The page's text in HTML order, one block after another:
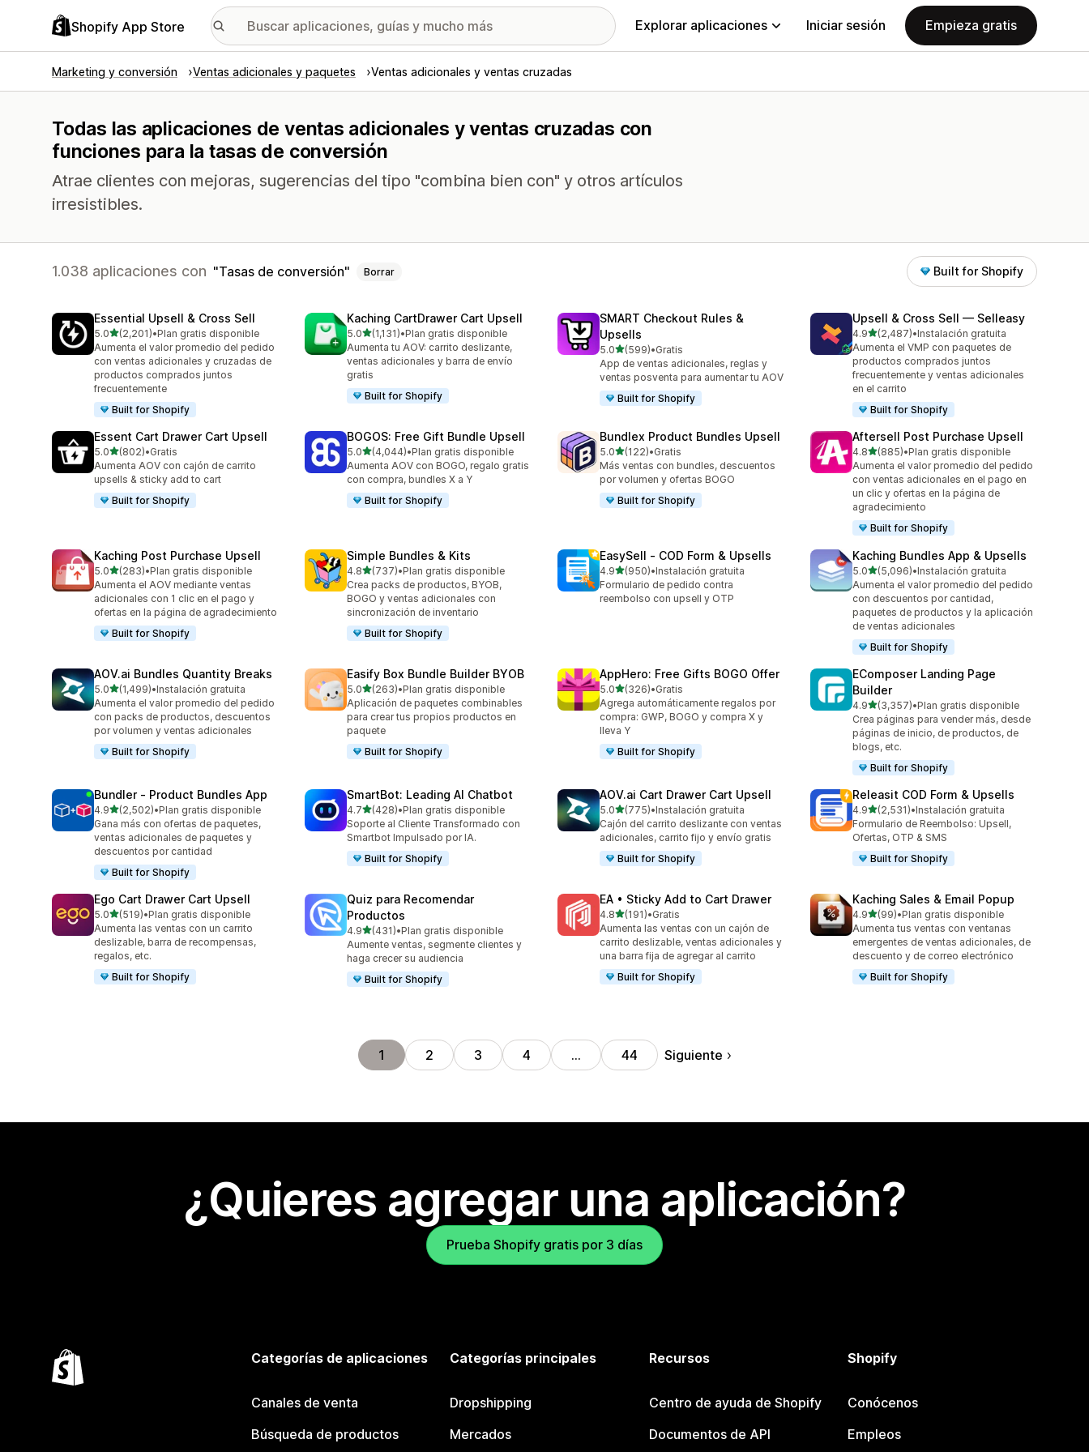
Shopify App Store Explorar aplicaciones Iniciar sesión Empieza gratis
Marketing y conversión Ventas adicionales y paquetes Ventas adicionales y ventas cruzadas
Todas las aplicaciones de ventas adicionales y ventas cruzadas con
funciones para la tasas de conversión
Atrae clientes con mejoras, sugerencias del tipo "combina bien con" y otros artículos
irresistibles.
1.038 aplicaciones con Tasas de conversión Borrar Built for Shopify
Essential Upsell & Cross Sell
5.0de 5 estrellas
(2,201)
2201 reseñas en total
•Plan gratis disponible
Aumenta el valor promedio del pedido
con ventas adicionales y cruzadas de
productos comprados juntos
frecuentemente
Built for Shopify
Kaching CartDrawer Cart Upsell
5.0de 5 estrellas
(1,131)
1131 reseñas en total
•Plan gratis disponible
Aumenta tu AOV: carrito deslizante,
ventas adicionales y barra de envío
gratis
Built for Shopify
SMART Checkout Rules &
Upsells
5.0de 5 estrellas
(599)
599 reseñas en total
•Gratis
App de ventas adicionales, reglas y
ventas posventa para aumentar tu AOV
Built for Shopify
Upsell & Cross Sell — Selleasy
4.9de 5 estrellas
(2,487)
2487 reseñas en total
•Instalación gratuita
Aumenta el VMP con paquetes de
productos comprados juntos
frecuentemente y ventas adicionales
en el carrito
Built for Shopify
Essent Cart Drawer Cart Upsell
5.0de 5 estrellas
(802)
802 reseñas en total
•Gratis
Aumenta AOV con cajón de carrito
upsells & sticky add to cart
Built for Shopify
BOGOS: Free Gift Bundle Upsell
5.0de 5 estrellas
(4,044)
4044 reseñas en total
•Plan gratis disponible
Aumenta AOV con BOGO, regalo gratis
con compra, bundles X a Y
Built for Shopify
Bundlex Product Bundles Upsell
5.0de 5 estrellas
(122)
122 reseñas en total
•Gratis
Más ventas con bundles, descuentos
por volumen y ofertas BOGO
Built for Shopify
Aftersell Post Purchase Upsell
4.8de 5 estrellas
(885)
885 reseñas en total
•Plan gratis disponible
Aumenta el valor promedio del pedido
con ventas adicionales en el pago en
un clic y ofertas en la página de
agradecimiento
Built for Shopify
Kaching Post Purchase Upsell
5.0de 5 estrellas
(283)
283 reseñas en total
•Plan gratis disponible
Aumenta el AOV mediante ventas
adicionales con 1 clic en el pago y
ofertas en la página de agradecimiento
Built for Shopify
Simple Bundles & Kits
4.8de 5 estrellas
(737)
737 reseñas en total
•Plan gratis disponible
Crea packs de productos, BYOB,
BOGO y ventas adicionales con
sincronización de inventario
Built for Shopify
EasySell ‑ COD Form & Upsells
4.9de 5 estrellas
(950)
950 reseñas en total
•Instalación gratuita
Formulario de pedido contra
reembolso con upsell y OTP
Kaching Bundles App & Upsells
5.0de 5 estrellas
(5,096)
5096 reseñas en total
•Instalación gratuita
Aumenta el valor promedio del pedido
con descuentos por cantidad,
paquetes de productos y la aplicación
de ventas adicionales
Built for Shopify
AOV.ai Bundles Quantity Breaks
5.0de 5 estrellas
(1,499)
1499 reseñas en total
•Instalación gratuita
Aumenta el valor promedio del pedido
con packs de productos, descuentos
por volumen y ventas adicionales
Built for Shopify
Easify Box Bundle Builder BYOB
5.0de 5 estrellas
(263)
263 reseñas en total
•Plan gratis disponible
Aplicación de paquetes combinables
para crear tus propios productos en
paquete
Built for Shopify
AppHero: Free Gifts BOGO Offer
5.0de 5 estrellas
(326)
326 reseñas en total
•Gratis
Agrega automáticamente regalos por
compra: GWP, BOGO y compra X y
lleva Y
Built for Shopify
EComposer Landing Page
Builder
4.9de 5 estrellas
(3,357)
3357 reseñas en total
•Plan gratis disponible
Crea páginas para vender más, desde
páginas de inicio, de productos, de
blogs, etc.
Built for Shopify
Bundler ‑ Product Bundles App
4.9de 5 estrellas
(2,502)
2502 reseñas en total
•Plan gratis disponible
Gana más con ofertas de paquetes,
ventas adicionales de paquetes y
descuentos por cantidad
Built for Shopify
SmartBot: Leading AI Chatbot
4.7de 5 estrellas
(428)
428 reseñas en total
•Plan gratis disponible
Soporte al Cliente Transformado con
Smartbot Impulsado por IA.
Built for Shopify
AOV.ai Cart Drawer Cart Upsell
5.0de 5 estrellas
(775)
775 reseñas en total
•Instalación gratuita
Cajón del carrito deslizante con ventas
adicionales, carrito fijo y envío gratis
Built for Shopify
Releasit COD Form & Upsells
4.9de 5 estrellas
(2,531)
2531 reseñas en total
•Instalación gratuita
Formulario de Reembolso: Upsell,
Ofertas, OTP & SMS
Built for Shopify
Ego Cart Drawer Cart Upsell
5.0de 5 estrellas
(519)
519 reseñas en total
•Plan gratis disponible
Aumenta las ventas con un carrito
deslizable, barra de recompensas,
regalos, etc.
Built for Shopify
Quiz para Recomendar
Productos
4.9de 5 estrellas
(431)
431 reseñas en total
•Plan gratis disponible
Aumente ventas, segmente clientes y
haga crecer su audiencia
Built for Shopify
EA • Sticky Add to Cart Drawer
4.8de 5 estrellas
(191)
191 reseñas en total
•Gratis
Aumenta las ventas con un cajón de
carrito deslizable, ventas adicionales y
una barra fija de agregar al carrito
Built for Shopify
Kaching Sales & Email Popup
4.9de 5 estrellas
(99)
99 reseñas en total
•Plan gratis disponible
Aumenta tus ventas con ventanas
emergentes de ventas adicionales, de
descuento y de correo electrónico
Built for Shopify
1 2 3 4 … 44 Siguiente
¿Quieres agregar una aplicación?
Prueba Shopify gratis por 3 días
Categorías de aplicaciones
Canales de venta
Búsqueda de productos
Categorías principales
Dropshipping
Mercados
Recursos
Centro de ayuda de Shopify
Documentos de API
Shopify
Conócenos
Empleos